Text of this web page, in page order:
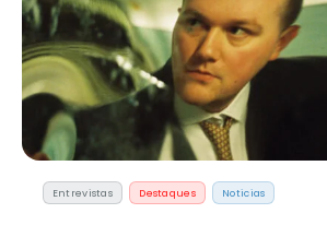
Entrevistas Destaques Noticias